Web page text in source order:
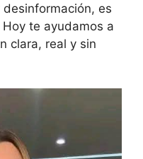
es
te ayudamos a
clara, real y sin